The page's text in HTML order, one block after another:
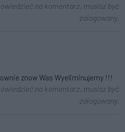
na komentarz, musisz być
zalogowany.
znow Was Wyeliminujemy !!!
na komentarz, musisz być
zalogowany.